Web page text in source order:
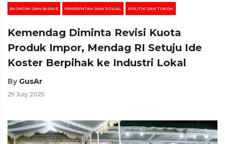
EKONOMI DAN BISNIS PEMERINTAH DAN SOSIAL POLITIK DAN TOKOH
Kemendag Diminta Revisi Kuota
Produk Impor, Mendag RI Setuju Ide
Koster Berpihak ke Industri Lokal
By GusAr
29 July 2025